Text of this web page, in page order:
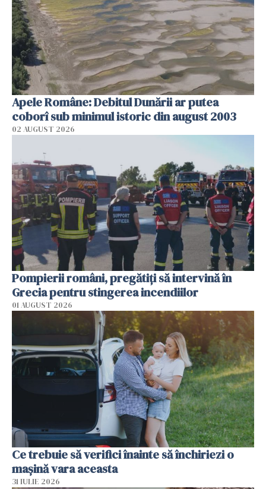
Apele Române: Debitul Dunării ar putea
coborî sub minimul istoric din august 2003
02 AUGUST 2026
Pompierii români, pregătiţi să intervină în
Grecia pentru stingerea incendiilor
01 AUGUST 2026
Ce trebuie să verifici înainte să închiriezi o
mașină vara aceasta
31 IULIE 2026